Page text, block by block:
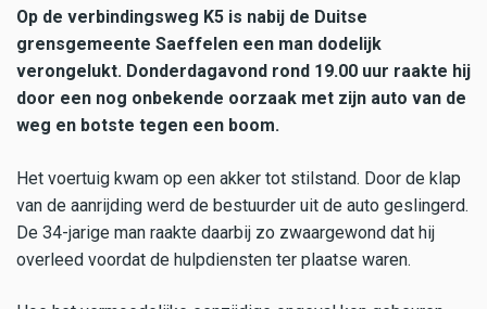
Op de verbindingsweg K5 is nabij de Duitse
grensgemeente Saeffelen een man dodelijk
verongelukt. Donderdagavond rond 19.00 uur raakte hij
door een nog onbekende oorzaak met zijn auto van de
weg en botste tegen een boom.
Het voertuig kwam op een akker tot stilstand. Door de klap
van de aanrijding werd de bestuurder uit de auto geslingerd.
De 34-jarige man raakte daarbij zo zwaargewond dat hij
overleed voordat de hulpdiensten ter plaatse waren.